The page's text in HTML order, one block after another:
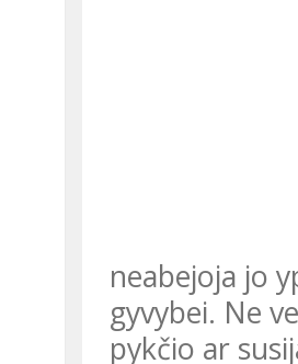
neabejoja jo
gyvybei. Ne
pykčio ar